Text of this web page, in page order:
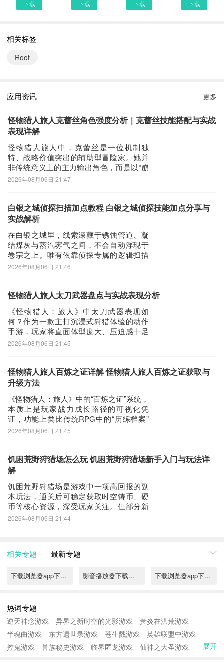
端直接访问网页下载也是可以的，下面就为大家介绍下手机网页怎么
首先，我们手机里要有一个浏览器，小编比较喜欢用UC浏览器，当
然可以用手机都是自带网页浏览器的，我这边使用的是华为手机下载
打开UC浏览器或者自带浏览器，我们在地址栏上直接输入最新
搜索，我们可以看到搜索结果罗列出来，里面都是有SuPlay安装器
下载的相关信息下载网站，当然推荐大家选择PP助手、豌豆荚这类
比较知名的网站下载更加安全可靠
第三步：
选择进入其中一个SuPlay安装器APP下载的网页，我们可以看到网
站头部提供了SuPlay安装器的下载链接，有安全下载和普通下载，
第四步：
接着网页提示有下载内容，这时我们不用更改文件名，至于文件保存
路径根据个人喜爱可改可不改，这边小编选择默认路径。单击确定，
可以看到文件就已经开始下载了，我们等待他下载安装完即可 第五
步：
下载 下载 下载 下载
相关标签
Root
应用资讯 更多
怪物猎人旅人克蕾丝角色强度分析｜克蕾丝技能搭配与实战
表现详解
怪物猎人旅人中，克蕾丝是一位机制独
特、战略价值突出的辅助型冒险家。她并
非传统意义上的主力输出角色，而是以“崩
坏型”定位为核心，专精于压制高威胁目
的精英怪物时，其战术意义尤为显著。她
的核心辅助能力源自被动技能——每提升
2026年08月06日 21:47
白银之城侦探扫描加点教程 白银之城侦探技能加点分享与
实战解析
在白银之城里，线索深藏于锈蚀管道、凝
结煤灰与蒸汽雾气之间，不会自动浮现于
卷宗之上。唯有依靠侦探专属的逻辑扫描
引擎，才能从混沌环境中精准提取关键信
该平台提供当前手游领域极具竞争力的福
涵盖登录奖
2026年08月06日 21:46
怪物猎人旅人太刀武器盘点与实战表现分析
《怪物猎人：旅人》中太刀武器表现如
何？作为一款主打沉浸式狩猎体验的动作
手游，玩家将直面体型庞大、压迫感十足
的各类巨兽，战斗节奏快、反馈强、容错
猎人对太刀这一经典兵刃尤为关注，以下
将从机制设计、实战表现与代表装备三方
2026年08月06日 21:45
怪物猎人旅人百炼之证详解 怪物猎人旅人百炼之证获取与
升级方法
《怪物猎人：旅人》中的“百炼之证”系统，
本质上是玩家战力成长路径的可视化凭
证，功能上类比传统RPG中的“历练档案”
或“成就图谱”。该系统并非单纯展示荣誉，
场第四阶、完成全部试炼远征任务、绘影
等级达到15级等。这些硬性指标构成清晰
2026年08月06日 21:45
饥困荒野狩猎场怎么玩 饥困荒野狩猎场新手入门与玩法详
解
饥困荒野狩猎场是游戏中一项高回报的副
本玩法，通关后可稳定获取时空铸币、硬
币等核心资源，深受玩家关注。但部分新
手对具体机制尚不熟悉，本期将系统梳理
成废墟重建后，即可激活副本入口。进入
2026年08月06日 21:44
相关专题 最新专题
下载浏览器app下载安装渠道分享 影音播放器下载安装 下载浏览器app下载安装选择推荐
热词专题
逆天神念游戏 异界之新时空的光影游戏
萧炎在洪荒游戏
半魂曲游戏
东方遗世录游戏 苍生戮游戏
英雄联盟中游戏
控鬼游戏
兽族秘史游戏 临界匿龙游戏
仙神之大圣游戏
展开